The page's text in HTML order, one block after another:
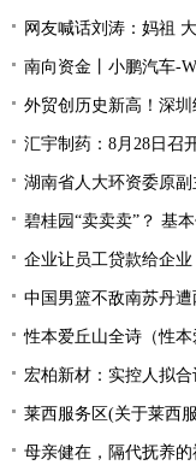
网友喊话刘涛：妈祖
南向资金丨小鹏汽车-
外贸创历史新高！深
汇宇制药：8月28日召
湖南省人大环资委原
碧桂园“卖卖卖”？ 基
企业让员工贷款给企
中国男篮不敌南苏丹
性本爱丘山全诗（性本
宏柏新材：实控人拟
莱西服务区(关于莱西
母亲健在，隔代抚养